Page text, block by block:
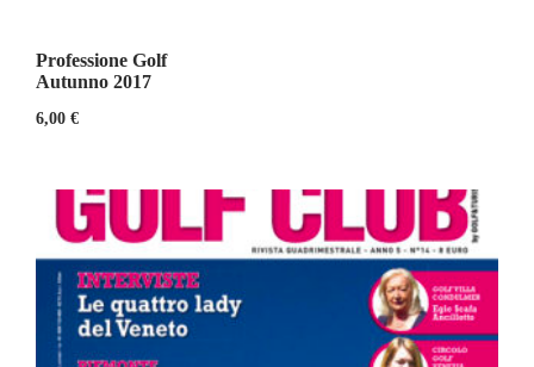
Professione Golf
Autunno 2017
6,00 €